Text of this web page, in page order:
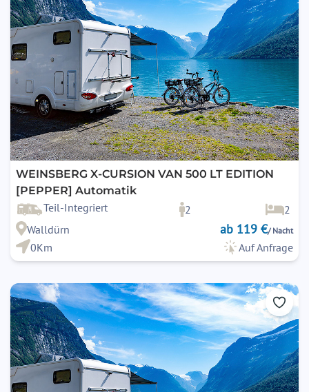
WEINSBERG X-CURSION VAN 500 LT EDITION
[PEPPER] Automatik
Teil-Integriert 2
2
Walldürn
ab 119 €/ Nacht
0Km Auf Anfrage